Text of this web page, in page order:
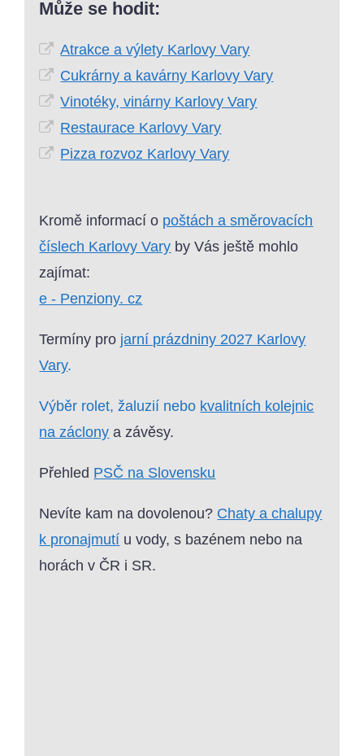
Může se hodit:
Atrakce a výlety Karlovy Vary
Cukrárny a kavárny Karlovy Vary
Vinotéky, vinárny Karlovy Vary
Restaurace Karlovy Vary
Pizza rozvoz Karlovy Vary
Kromě informací o poštách a směrovacích
číslech Karlovy Vary by Vás ještě mohlo
zajímat:
e - Penziony. cz
Termíny pro jarní prázdniny 2027 Karlovy
Vary.
Výběr rolet, žaluzií nebo kvalitních kolejnic
na záclony a závěsy.
Přehled PSČ na Slovensku
Nevíte kam na dovolenou? Chaty a chalupy
k pronajmutí u vody, s bazénem nebo na
horách v ČR i SR.